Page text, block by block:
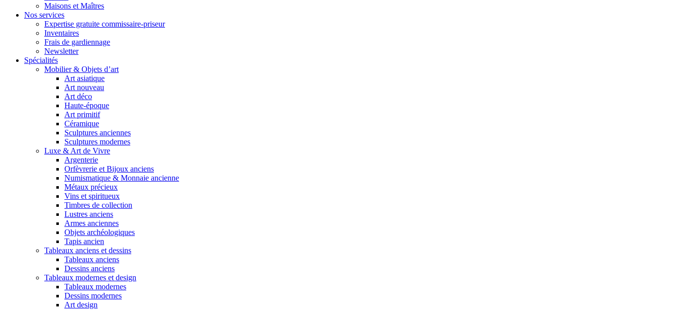
Maisons et Maîtres
Nos services
Expertise gratuite commissaire-priseur
Inventaires
Frais de gardiennage
Newsletter
Spécialités
Mobilier & Objets d’art
Art asiatique
Art nouveau
Art déco
Haute-époque
Art primitif
Céramique
Sculptures anciennes
Sculptures modernes
Luxe & Art de Vivre
Argenterie
Orfèvrerie et Bijoux anciens
Numismatique & Monnaie ancienne
Métaux précieux
Vins et spiritueux
Timbres de collection
Lustres anciens
Armes anciennes
Objets archéologiques
Tapis ancien
Tableaux anciens et dessins
Tableaux anciens
Dessins anciens
Tableaux modernes et design
Tableaux modernes
Dessins modernes
Art design